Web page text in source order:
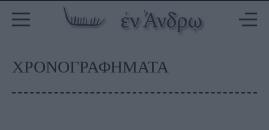
ΧΡΟΝΟΓΡΑΦΗΜΑΤΑ